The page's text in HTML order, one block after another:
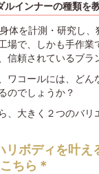
ルインナーの種類を
体を計測・研究し、
場で、しかも手作業
信頼されているブラ
ワコールには、どん
のでしょうか？
、大きく２つのバリ
ボディを叶え
ちら＊